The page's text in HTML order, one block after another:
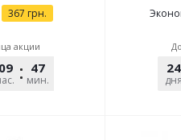
367 грн.
акции
09 47
мин.
24
дня